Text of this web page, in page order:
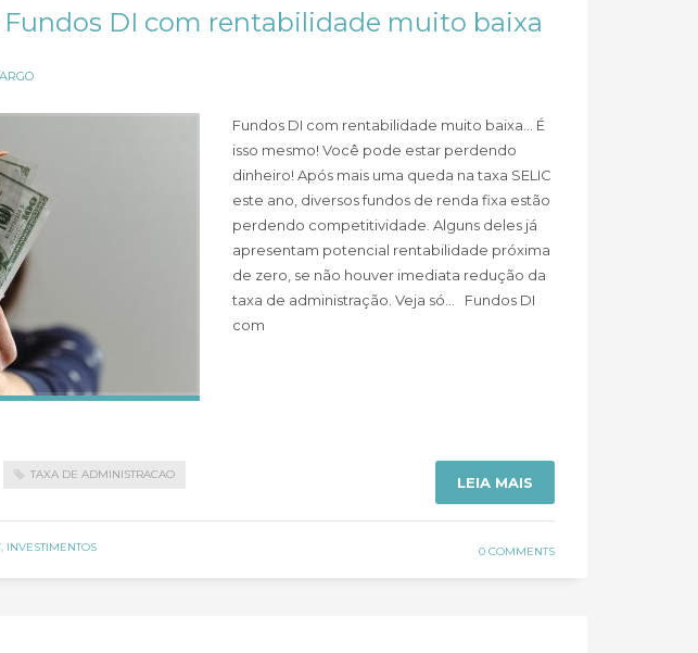
DI com rentabilidade muito baixa
Fundos DI com rentabilidade muito baixa… É
isso mesmo! Você pode estar perdendo
dinheiro! Após mais uma queda na taxa SELIC
este ano, diversos fundos de renda fixa estão
perdendo competitividade. Alguns deles já
apresentam potencial rentabilidade próxima
de zero, se não houver imediata redução da
taxa de administração. Veja só… Fundos DI
com
TAXA DE ADMINISTRACAO LEIA MAIS
, INVESTIMENTOS 0 COMMENTS